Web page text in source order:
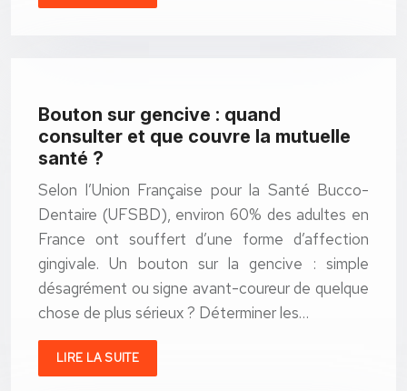
Bouton sur gencive : quand
consulter et que couvre la mutuelle
santé ?
Selon l’Union Française pour la Santé Bucco-
Dentaire (UFSBD), environ 60% des adultes en
France ont souffert d’une forme d’affection
gingivale. Un bouton sur la gencive : simple
désagrément ou signe avant-coureur de quelque
chose de plus sérieux ? Déterminer les…
LIRE LA SUITE